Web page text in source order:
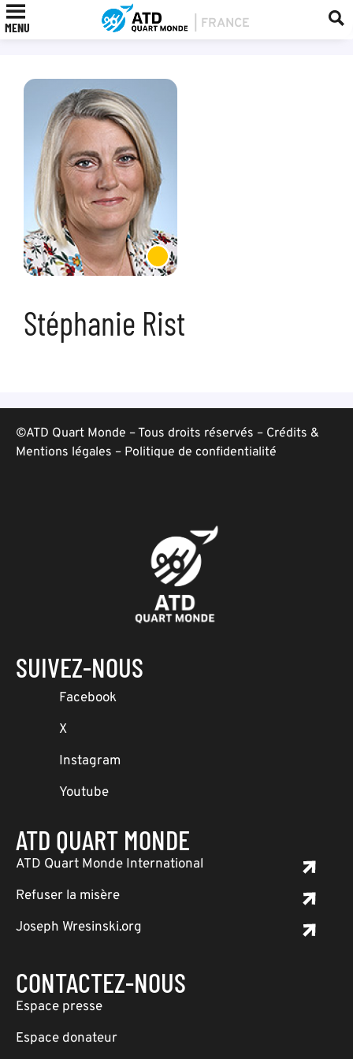
MENU
Stéphanie Rist
©ATD Quart Monde – Tous droits réservés – Crédits &
Mentions légales – Politique de confidentialité
SUIVEZ-NOUS
Facebook
X
Instagram
Youtube
ATD QUART MONDE
ATD Quart Monde International
Refuser la misère
Joseph Wresinski.org
CONTACTEZ-NOUS
Espace presse
Espace donateur